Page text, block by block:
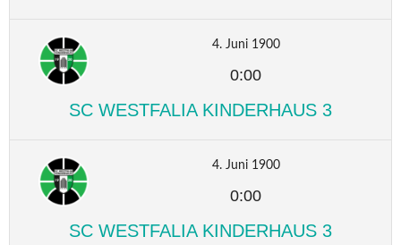
4. Juni 1900
0:00
SC WESTFALIA KINDERHAUS 3
4. Juni 1900
0:00
SC WESTFALIA KINDERHAUS 3